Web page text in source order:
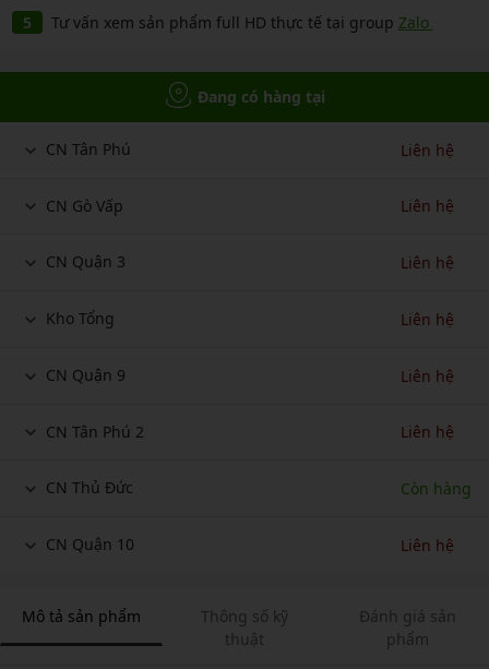
Tư vấn xem sản phẩm full HD thực tế tại group Zalo
Đang có hàng tại
CN Tân Phú Liên hệ
CN Gò Vấp Liên hệ
CN Quận 3 Liên hệ
Kho Tổng Liên hệ
CN Quận 9 Liên hệ
CN Tân Phú 2 Liên hệ
CN Thủ Đức Còn hàng
CN Quận 10 Liên hệ
Mô tả sản phẩm
Thông số kỹ
thuật
Đánh giá sản
phẩm